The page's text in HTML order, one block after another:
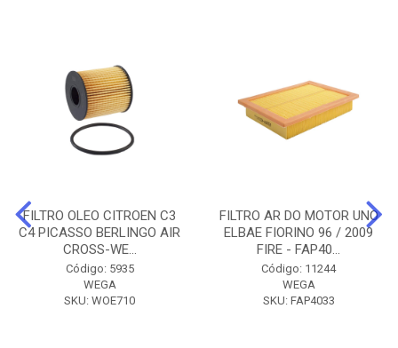
FILTRO OLEO CITROEN C3
C4 PICASSO BERLINGO AIR
CROSS-WE...
Código: 5935
WEGA
SKU: WOE710
FILTRO AR DO MOTOR UNO
ELBAE FIORINO 96 / 2009
FIRE - FAP40...
Código: 11244
WEGA
SKU: FAP4033